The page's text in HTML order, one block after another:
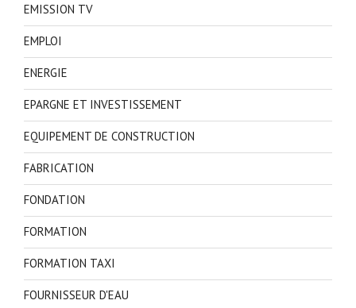
EMISSION TV
EMPLOI
ENERGIE
EPARGNE ET INVESTISSEMENT
EQUIPEMENT DE CONSTRUCTION
FABRICATION
FONDATION
FORMATION
FORMATION TAXI
FOURNISSEUR D'EAU